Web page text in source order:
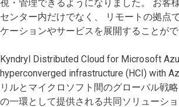
視・管理できるようになりました。 お客
センター内だけでなく、 リモートの拠点
ケーションやサービスを展開することがで
Kyndryl Distributed Cloud for Microsoft
hyperconverged infrastructure (HCI) with
リルとマイクロソフト間のグローバル戦
の一環として提供される共同ソリューシ